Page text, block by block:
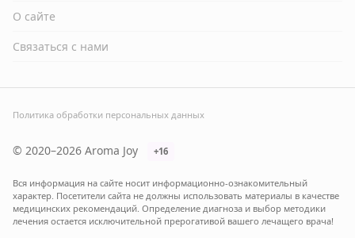
О сайте
Связаться с нами
© 2020–2026 Aroma Joy +16
Политика обработки персональных данных
Вся информация на сайте носит информационно-ознакомительный
характер. Посетители сайта не должны использовать материалы в качестве
медицинских рекомендаций. Определение диагноза и выбор методики
лечения остается исключительной прерогативой вашего лечащего врача!